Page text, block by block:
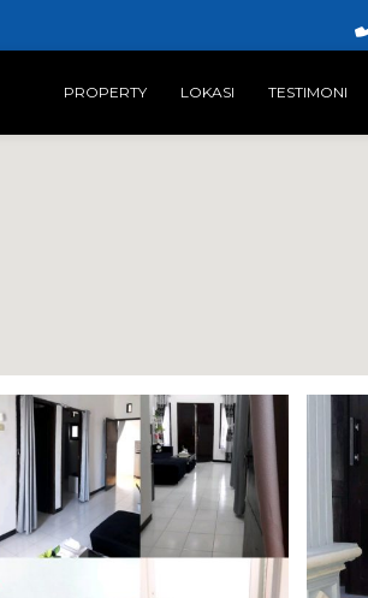
PROPERTY LOKASI TESTIMONI